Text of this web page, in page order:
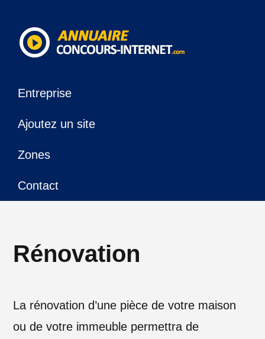
Entreprise
Ajoutez un site
Zones
Contact
Rénovation
La rénovation d’une pièce de votre maison
ou de votre immeuble permettra de